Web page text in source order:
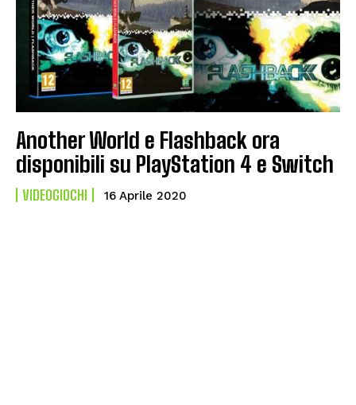
Another World e Flashback ora
disponibili su PlayStation 4 e Switch
VIDEOGIOCHI 16 Aprile 2020